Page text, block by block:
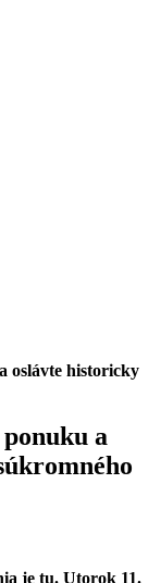
oslávte historicky
a
je tu. Utorok 11.